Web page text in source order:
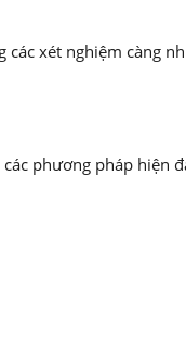
các xét nghiệm càng
phương pháp hiện